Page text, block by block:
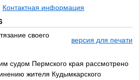
Контактная информация
своего
версия для печати
судом Пермского края рассмотрено
жителя Кудымкарского